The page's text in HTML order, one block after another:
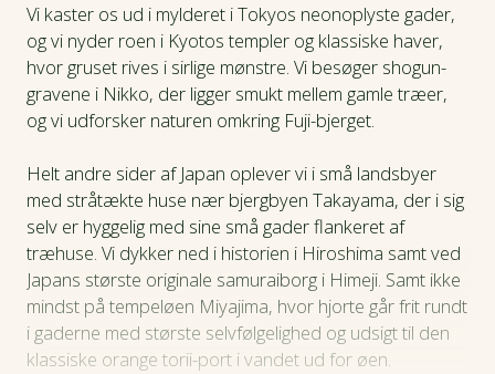
Prisinfo
Dagsprogram
Hotel
Praktiske oplysninger
Vi kaster os ud i mylderet i Tokyos neonoplyste gader,
og vi nyder roen i Kyotos templer og klassiske haver,
hvor gruset rives i sirlige mønstre. Vi besøger shogun-
gravene i Nikko, der ligger smukt mellem gamle træer,
og vi udforsker naturen omkring Fuji-bjerget.
Helt andre sider af Japan oplever vi i små landsbyer
med stråtækte huse nær bjergbyen Takayama, der i sig
selv er hyggelig med sine små gader flankeret af
træhuse. Vi dykker ned i historien i Hiroshima samt ved
Japans største originale samuraiborg i Himeji. Samt ikke
mindst på tempeløen Miyajima, hvor hjorte går frit rundt
i gaderne med største selvfølgelighed og udsigt til den
klassiske orange torii-port i vandet ud for øen.